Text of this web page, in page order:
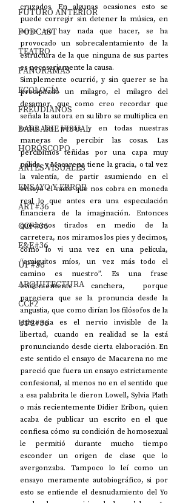
FUTURO ANTERIOR
PODCAST
TEATRO
PANORAMAS
ECOLOGÍA
FREUDIANOS
BARBARIE VISUAL
HORÓSCOPO
ARTES VISUALES
ENSAYO Y ERROR
ART#36
CCF#36
E&E#36
UP#36
ARQUITECTURA
CCF2
UP2#36
cruzados. En algunas ocasiones esto se
puede corregir sin detener la música, en
otras no hay nada que hacer, se ha
provocado un sobrecalentamiento de la
estructura de la que ninguna de sus partes
es necesariamente la causa.
Simplemente ocurrió, y sin querer se ha
precipitado un milagro, el milagro del
desamor, que como creo recordar que
señala la autora en su libro se multiplica en
todas las penas y en todas nuestras
maneras de percibir las cosas. Las
percibimos teñidas por una capa muy
pálida, y Macarena tiene la gracia, o tal vez
la valentía, de partir asumiendo en el
ensayo el vacío que nos cobra en moneda
real lo que antes era una especulación
financiera de la imaginación. Entonces
quedamos tirados en medio de la
carretera, nos miramos los pies y decimos,
como lo vi una vez en una película,
“amiguitos míos, un vez más todo el
camino es nuestro”. Es una frase
evidentemente canchera, porque
pareciera que se la pronuncia desde la
angustia, que como dirían los filósofos de la
existencia es el nervio invisible de la
libertad, cuando en realidad se la está
pronunciando desde cierta elaboración. En
este sentido el ensayo de Macarena no me
pareció que fuera un ensayo estrictamente
confesional, al menos no en el sentido que
a esa palabrita le dieron Lowell, Sylvia Plath
o más recientemente Didier Eribon, quien
acaba de publicar un escrito en el que
confiesa cómo su condición de homosexual
le permitió durante mucho tiempo
esconder un origen de clase que lo
avergonzaba. Tampoco lo leí como un
ensayo meramente autobiográfico, si por
esto se entiende el desnudamiento del Yo